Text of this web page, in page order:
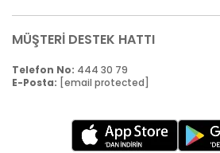
MÜŞTERİ DESTEK HATTI
Telefon No: 444 30 79
E-Posta: [email protected]